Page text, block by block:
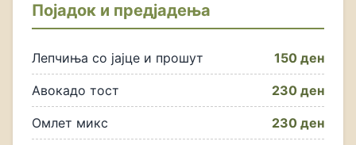
Појадок и предјадења
Лепчиња со јајце и прошут 150 ден
Авокадо тост 230 ден
Омлет микс 230 ден